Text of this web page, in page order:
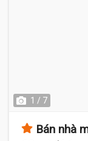
1 / 7
Bán nhà